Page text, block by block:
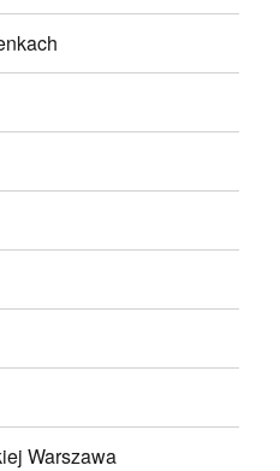
Warszawa